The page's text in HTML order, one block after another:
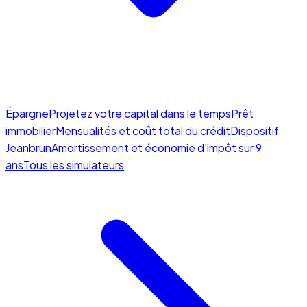
ÉpargneProjetez votre capital dans le tempsPrêt
immobilierMensualités et coût total du créditDispositif
JeanbrunAmortissement et économie d'impôt sur 9
ansTous les simulateurs